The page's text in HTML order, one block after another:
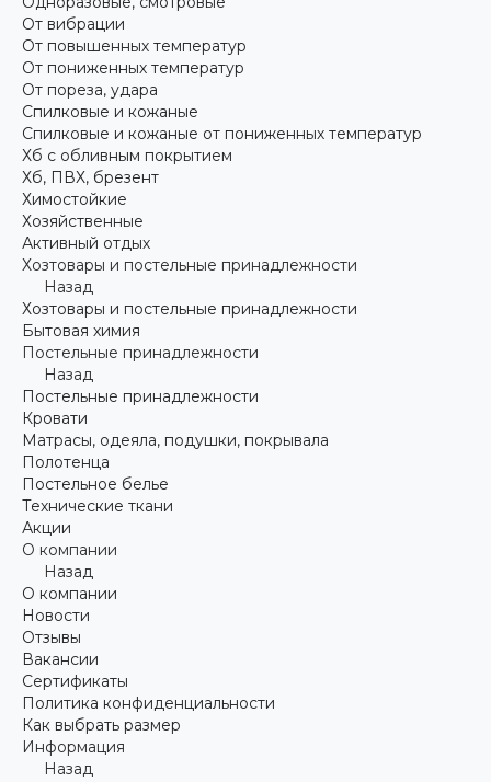
От вибрации
От повышенных температур
От пониженных температур
От пореза, удара
Спилковые и кожаные
Спилковые и кожаные от пониженных температур
Хб с обливным покрытием
Хб, ПВХ, брезент
Химостойкие
Хозяйственные
Активный отдых
Хозтовары и постельные принадлежности
Назад
Хозтовары и постельные принадлежности
Бытовая химия
Постельные принадлежности
Назад
Постельные принадлежности
Кровати
Матрасы, одеяла, подушки, покрывала
Полотенца
Постельное белье
Технические ткани
Акции
О компании
Назад
О компании
Новости
Отзывы
Вакансии
Сертификаты
Политика конфиденциальности
Как выбрать размер
Информация
Назад